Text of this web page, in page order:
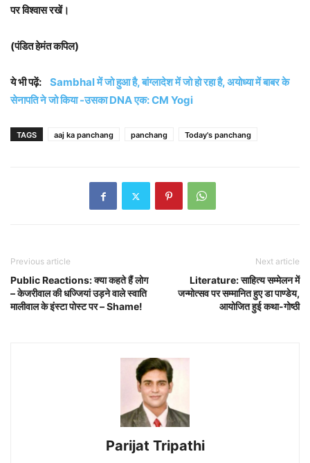
पर विश्वास रखें।
(पंडित हेमंत कपिल)
ये भी पढ़ें:
Sambhal में जो हुआ है, बांग्लादेश में जो हो रहा है, अयोध्या में बाबर के
सेनापति ने जो किया -उसका DNA एक: CM Yogi
TAGS aaj ka panchang panchang Today's panchang
Previous article
Public Reactions: क्या कहते हैं लोग
– केजरीवाल की धज्जियां उड़ने वाले स्वाति
मालीवाल के इंस्टा पोस्ट पर – Shame!
Next article
Literature: साहित्य सम्मेलन में
जन्मोत्सव पर सम्मानित हुए डा पाण्डेय,
आयोजित हुई कथा-गोष्ठी
Parijat Tripathi